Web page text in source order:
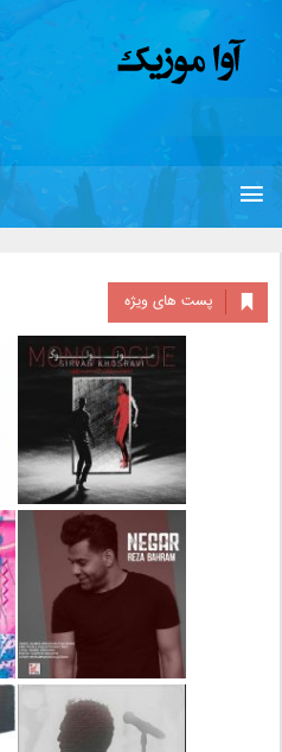
پست های ویژه
دانلود آلبوم جدید سیروان
خسروی بنام مونولوگ
دانلود آهنگ جدید رضا
بهرام بنام نگار